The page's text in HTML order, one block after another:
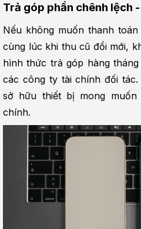
Trả góp phần chênh lệch
Nếu không muốn thanh
cùng lúc khi thu cũ đổi mới,
hình thức trả góp hàng
các công ty tài chính đối
sở hữu thiết bị mong
chính.